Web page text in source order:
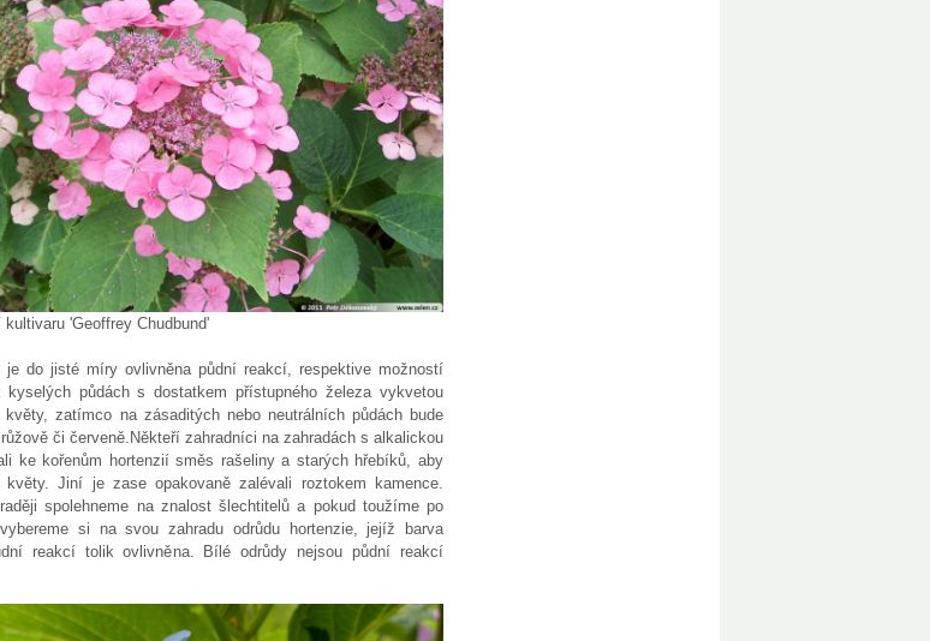
'Geoffrey Chudbund'
je do jisté míry ovlivněna půdní reakcí, respektive možností
půdách s dostatkem přístupného železa vykvetou
květy, zatímco na zásaditých nebo neutrálních půdách bude
či červeně.Někteří zahradníci na zahradách s alkalickou
ke kořenům hortenzií směs rašeliny a starých hřebíků, aby
Jiní je zase opakovaně zalévali roztokem kamence.
spolehneme na znalost šlechtitelů a pokud toužíme po
si na svou zahradu odrůdu hortenzie, jejíž barva
reakcí tolik ovlivněna. Bílé odrůdy nejsou půdní reakcí